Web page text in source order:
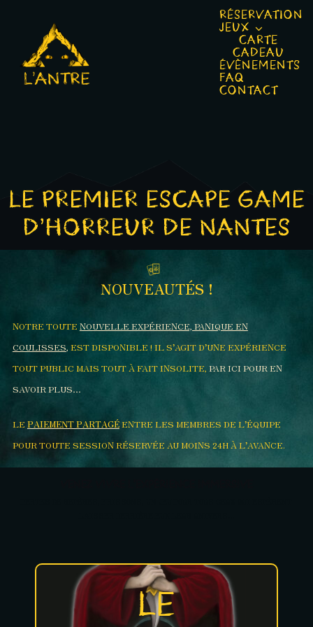
contenu
RÉSERVATION
JEUX
CARTE
CADEAU
ÉVÈNEMENTS
FAQ
CONTACT
LE PREMIER ESCAPE GAME
D’HORREUR DE NANTES
NOUVEAUTÉS !
NOTRE TOUTE NOUVELLE EXPÉRIENCE, PANIQUE EN
COULISSES, EST DISPONIBLE ! IL S’AGIT D’UNE EXPÉRIENCE
TOUT PUBLIC MAIS TOUT À FAIT INSOLITE, PAR ICI POUR EN
SAVOIR PLUS…
LE PAIEMENT PARTAGÉENTRE LES MEMBRES DE L’ÉQUIPE
POUR TOUTE SESSION RÉSERVÉE AU MOINS 24H À L’AVANCE.
LE
LE SACRIFICE